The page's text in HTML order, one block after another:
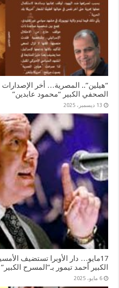
“هيلين”.. المصرية… أخر الإصدارات
الصحفي الكبير “محمود عابدين”
13 ديسمبر، 2025
17مايو… دار الأوبرا تستضيف
الكبير أحمد تيمور بـ”المسرح الكبير”
6 مايو، 2025